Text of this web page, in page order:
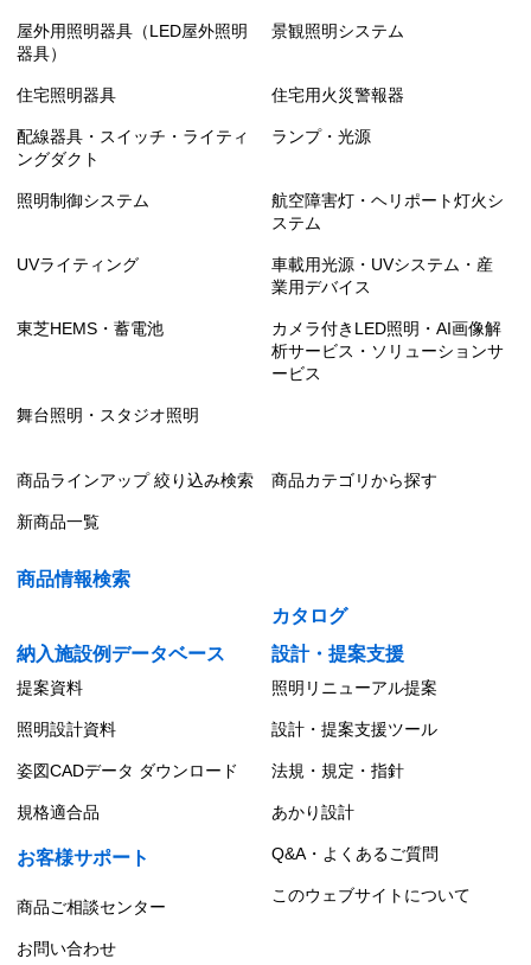
LEDユニット交換形ダウンライト 角形
LEDユニット交換形ダウンライト 人感センサー内
蔵形
LEDユニット交換形ダウンライト ホスピタルダウ
ンルーム兼用
LEDユニット交換形ダウンライト HACCP用
リング
屋外用照明器具（LED屋外照明
器具）
景観照明システム
住宅照明器具 住宅用火災警報器
配線器具・スイッチ・ライティ
ングダクト
ランプ・光源
照明制御システム
航空障害灯・ヘリポート灯火シ
ステム
UVライティング
車載用光源・UVシステム・産
業用デバイス
東芝HEMS・蓄電池
カメラ付きLED照明・AI画像解
析サービス・ソリューションサ
ービス
舞台照明・スタジオ照明
商品ラインアップ 絞り込み検索 商品カテゴリから探す
新商品一覧
商品情報検索
カタログ
納入施設例データベース
設計・提案支援
提案資料 照明リニューアル提案
照明設計資料 設計・提案支援ツール
姿図CADデータ ダウンロード 法規・規定・指針
規格適合品 あかり設計
お客様サポート Q&A・よくあるご質問
商品ご相談センター
このウェブサイトについて
お問い合わせ